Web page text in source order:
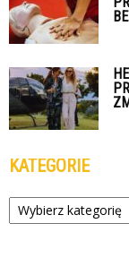
KATEGORIE
Kategorie